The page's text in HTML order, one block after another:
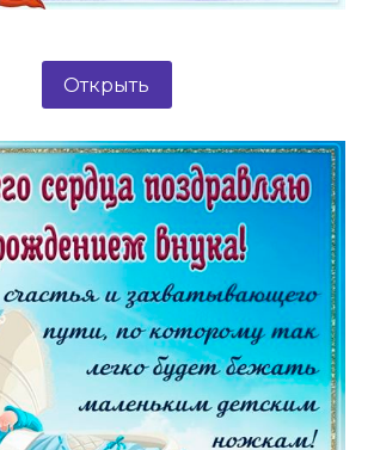
Открыть